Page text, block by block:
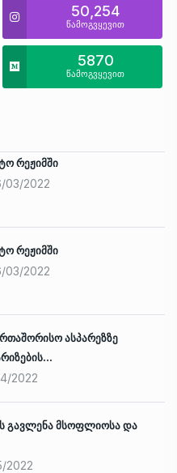
50,254
წამოგვყევით
5870
წამოგვყევით
რეჟიმში
03/2022
რეჟიმში
03/2022
ასპარეზზე
2022
გავლენა მსოფლიოსა და
2022